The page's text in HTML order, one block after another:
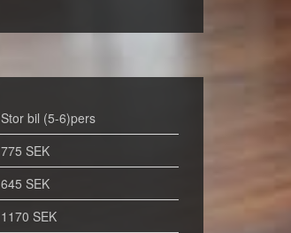
Stor bil (5-6)pers
775 SEK
645 SEK
1170 SEK